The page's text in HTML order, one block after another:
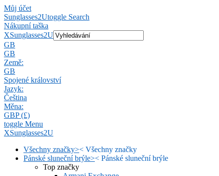
Můj účet
Sunglasses2Utoggle Search
Nákupní taška
XSunglasses2U
GB
GB
Země:
GB
Spojené království
Jazyk:
Čeština
Měna:
GBP (£)
toggle Menu
XSunglasses2U
Všechny značky>< Všechny značky
Pánské sluneční brýle>< Pánské sluneční brýle
Top značky